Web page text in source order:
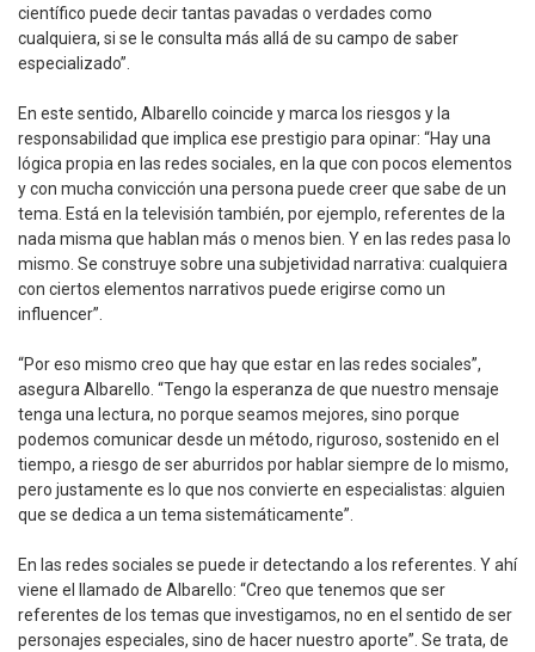
científico puede decir tantas pavadas o verdades como
cualquiera, si se le consulta más allá de su campo de saber
especializado”.
En este sentido, Albarello coincide y marca los riesgos y la
responsabilidad que implica ese prestigio para opinar: “Hay una
lógica propia en las redes sociales, en la que con pocos elementos
y con mucha convicción una persona puede creer que sabe de un
tema. Está en la televisión también, por ejemplo, referentes de la
nada misma que hablan más o menos bien. Y en las redes pasa lo
mismo. Se construye sobre una subjetividad narrativa: cualquiera
con ciertos elementos narrativos puede erigirse como un
influencer”.
“Por eso mismo creo que hay que estar en las redes sociales”,
asegura Albarello. “Tengo la esperanza de que nuestro mensaje
tenga una lectura, no porque seamos mejores, sino porque
podemos comunicar desde un método, riguroso, sostenido en el
tiempo, a riesgo de ser aburridos por hablar siempre de lo mismo,
pero justamente es lo que nos convierte en especialistas: alguien
que se dedica a un tema sistemáticamente”.
En las redes sociales se puede ir detectando a los referentes. Y ahí
viene el llamado de Albarello: “Creo que tenemos que ser
referentes de los temas que investigamos, no en el sentido de ser
personajes especiales, sino de hacer nuestro aporte”. Se trata, de